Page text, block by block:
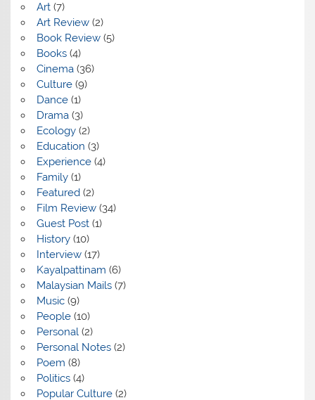
Art(7)
Art Review(2)
Book Review(5)
Books(4)
Cinema(36)
Culture(9)
Dance(1)
Drama(3)
Ecology(2)
Education (3)
Experience(4)
Family(1)
Featured(2)
Film Review(34)
Guest Post(1)
History(10)
Interview(17)
Kayalpattinam (6)
Malaysian Mails(7)
Music(9)
People(10)
Personal(2)
Personal Notes(2)
Poem (8)
Politics(4)
Popular Culture(2)